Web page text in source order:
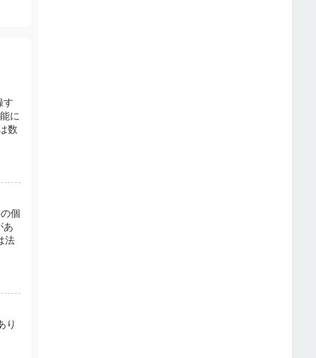
す
に
数
個
あ
法
り